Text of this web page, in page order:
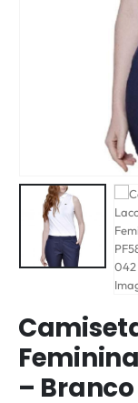
– Branco